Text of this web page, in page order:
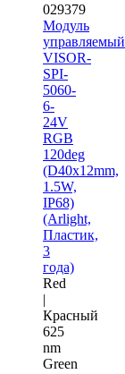
029379
Модуль
управляемый
VISOR-
SPI-
5060-
6-
24V
RGB
120deg
(D40x12mm,
1.5W,
IP68)
(Arlight,
Пластик,
3
года)
Red
|
Красный
625
nm
Green